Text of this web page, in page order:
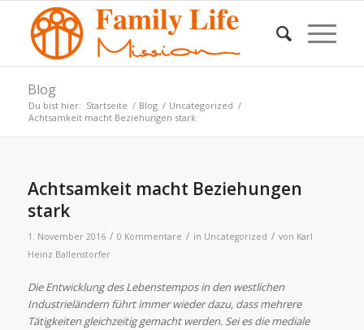
Blog
Du bist hier: Startseite / Blog / Uncategorized /
Achtsamkeit macht Beziehungen stark
Achtsamkeit macht Beziehungen
stark
1. November 2016 / 0 Kommentare / in Uncategorized / von Karl
Heinz Ballenstorfer
Die Entwicklung des Lebenstempos in den westlichen
Industrieländern führt immer wieder dazu, dass mehrere
Tätigkeiten gleichzeitig gemacht werden. Sei es die mediale